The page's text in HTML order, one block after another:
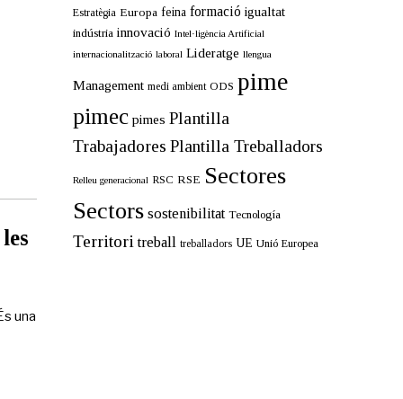
una
Estratègia Europa feina formació igualtat
indústria innovació Intel·ligència Artificial
internacionalització laboral Lideratge llengua
Management medi ambient ODS pime
pimec pimes Plantilla
Trabajadores Plantilla Treballadors
Relleu generacional RSC RSE Sectores
Sectors sostenibilitat Tecnología
Territori treball treballadors UE Unió Europea